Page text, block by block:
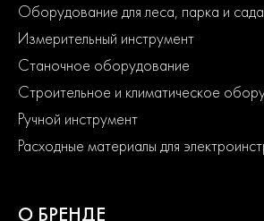
Оборудование для леса, парка и сада
Измерительный инструмент
Станочное оборудование
Строительное и климатическое
Ручной инструмент
Расходные материалы для
О БРЕНДЕ